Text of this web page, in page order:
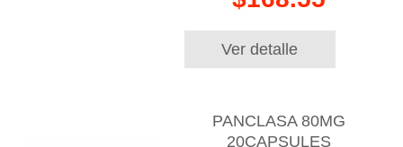
Ver detalle
PANCLASA 80MG
20CAPSULES